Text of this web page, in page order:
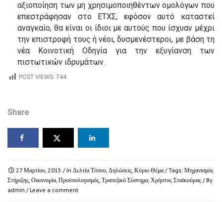
αξιοποίηση των μη χρησιμοποιηθέντων ομολόγων που
επεστράφησαν στο ΕΤΧΣ, εφόσον αυτό καταστεί
αναγκαίο, θα είναι οι ίδιοι με αυτούς που ίσχυαν μέχρι
την επιστροφή τους ή νέοι, δυσμενέστεροι, με βάση τη
νέα Κοινοτική Οδηγία για την εξυγίανση των
πιστωτικών ιδρυμάτων.
POST VIEWS: 744
Share
27 Μαρτίου, 2015 / In Δελτία Τύπου, Δηλώσεις, Κύριο Θέμα / Tags: Μηχανισμός
Στήριξης, Οικονομία, Προϋπολογισμός, Τραπεζικό Σύστημα, Χρήστος Σταϊκούρας / By
admin / Leave a comment